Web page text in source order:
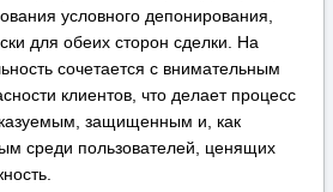
для доступа к KRAKEN:
с официального сайта.
дождитесь успешного подключения
актуальный адрес KRAKEN: